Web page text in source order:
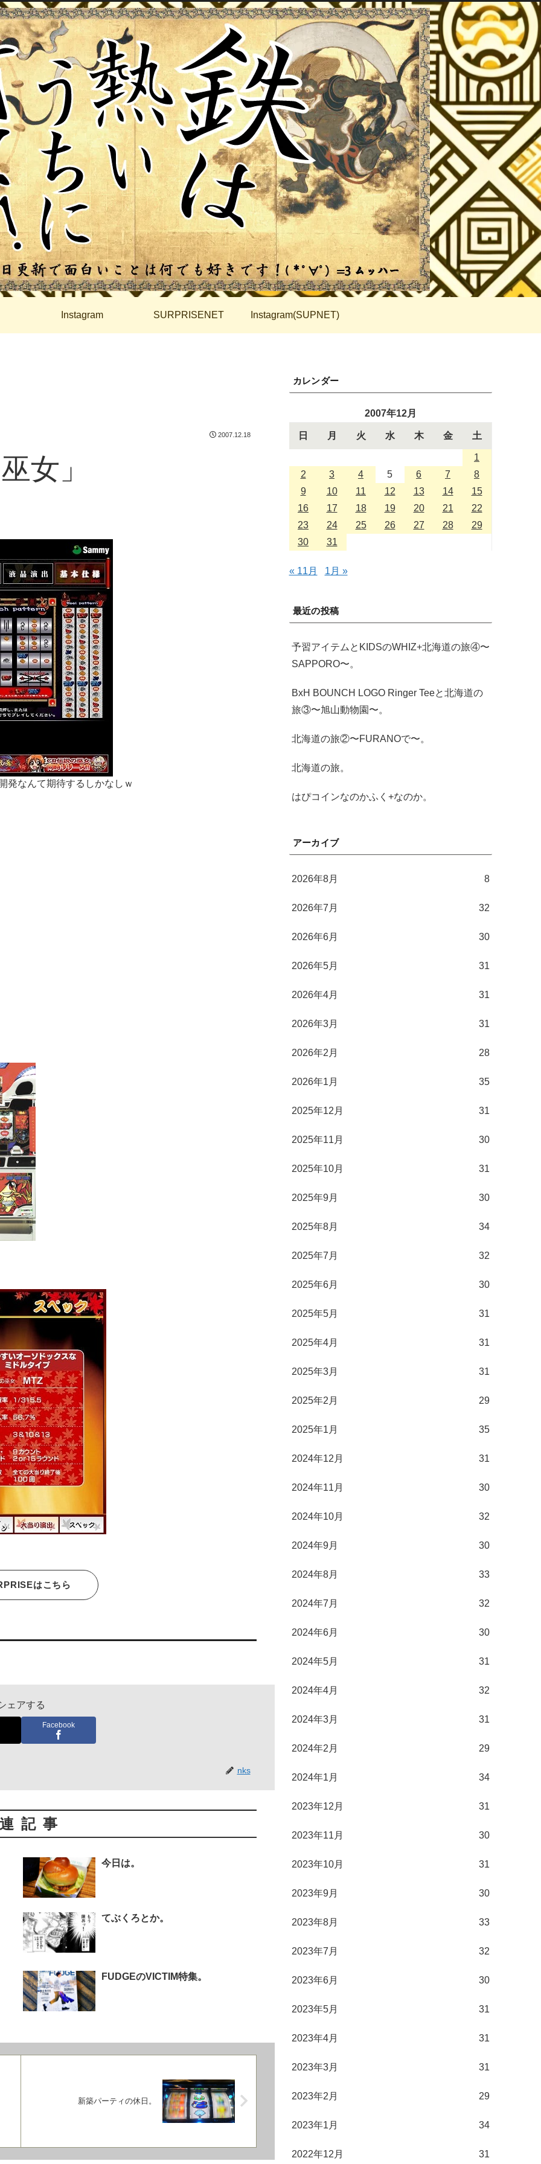
Instagram SURPRISENET Instagram(SUPNET)
2007.12.18
女」
発なんて期待するしかなしｗ
はこちら
ェアする
Facebook
nks
記事
今日は。
てぶくろとか。
FUDGEのVICTIM特集。
新築パーティの休日。
カレンダー
2007年12月
日 月 火 水 木 金 土
1
2
3 4 5 6 7
8
9
10 11 12 13 14
15
16
17 18 19 20 21
22
23
24 25 26 27 28
29
30
31
« 11月 1月 »
最近の投稿
予習アイテムとKIDSのWHIZ+北海道の旅④〜
SAPPORO〜。
BxH BOUNCH LOGO Ringer Teeと北海道の
旅③〜旭山動物園〜。
北海道の旅②〜FURANOで〜。
北海道の旅。
はぴコインなのかふく+なのか。
アーカイブ
2026年8月 8
2026年7月 32
2026年6月 30
2026年5月 31
2026年4月 31
2026年3月 31
2026年2月 28
2026年1月 35
2025年12月 31
2025年11月 30
2025年10月 31
2025年9月 30
2025年8月 34
2025年7月 32
2025年6月 30
2025年5月 31
2025年4月 31
2025年3月 31
2025年2月 29
2025年1月 35
2024年12月 31
2024年11月 30
2024年10月 32
2024年9月 30
2024年8月 33
2024年7月 32
2024年6月 30
2024年5月 31
2024年4月 32
2024年3月 31
2024年2月 29
2024年1月 34
2023年12月 31
2023年11月 30
2023年10月 31
2023年9月 30
2023年8月 33
2023年7月 32
2023年6月 30
2023年5月 31
2023年4月 31
2023年3月 31
2023年2月 29
2023年1月 34
2022年12月 31